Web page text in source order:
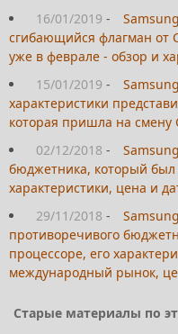
16/01/2019 -
сгибающийся флагман от
уже в феврале - обзор и
15/01/2019 -
характеристики
которая пришла на смену
02/12/2018 -
бюджетника, который был
характеристики, цена и
29/11/2018 -
противоречивого
процессоре, его
международный рынок,
Старые материалы по